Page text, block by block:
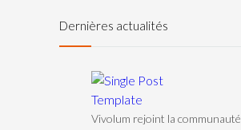
Dernières actualités
Vivolum rejoint la communauté